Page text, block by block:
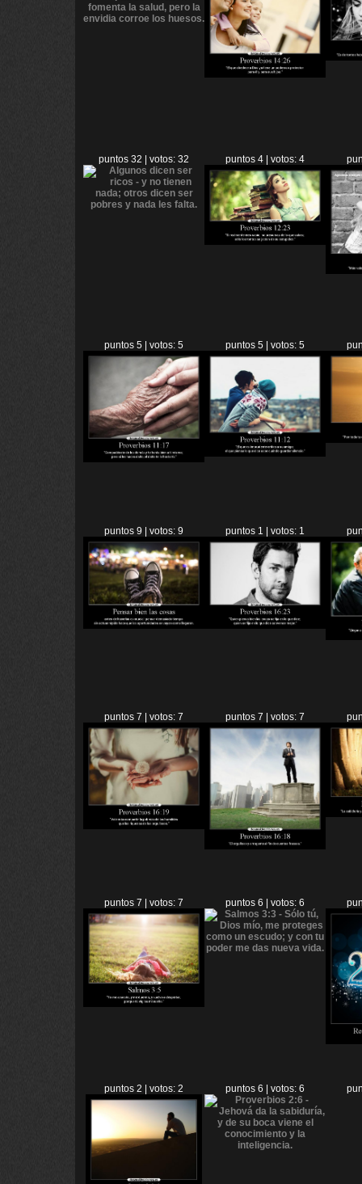
puntos 32 | votos: 32 puntos 4 | votos: 4
puntos 5 | votos: 5 puntos 5 | votos: 5
puntos 9 | votos: 9 puntos 1 | votos: 1
puntos 7 | votos: 7 puntos 7 | votos: 7
puntos 7 | votos: 7 puntos 6 | votos: 6
puntos 2 | votos: 2 puntos 6 | votos: 6